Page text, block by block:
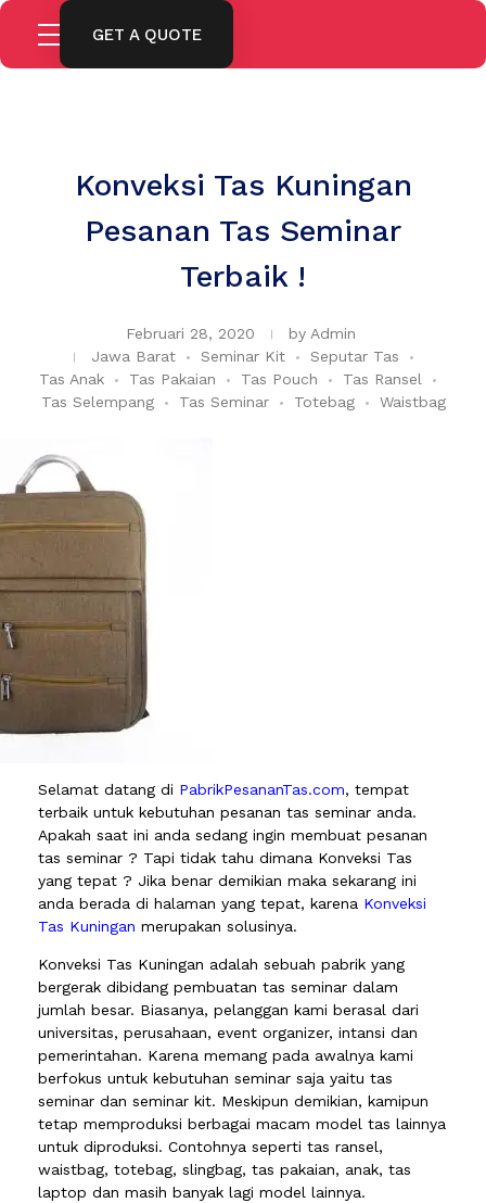
GET A QUOTE
Konveksi Tas Kuningan
Pesanan Tas Seminar
Terbaik !
Februari 28, 2020 by Admin
Jawa Barat
Seminar Kit
Seputar Tas
Tas Anak
Tas Pakaian Tas Pouch
Tas Ransel
Tas Selempang
Tas Seminar Totebag Waistbag
Selamat datang di PabrikPesananTas.com, tempat
terbaik untuk kebutuhan pesanan tas seminar anda.
Apakah saat ini anda sedang ingin membuat pesanan
tas seminar ? Tapi tidak tahu dimana Konveksi Tas
yang tepat ? Jika benar demikian maka sekarang ini
anda berada di halaman yang tepat, karena Konveksi
Tas Kuningan merupakan solusinya.
Konveksi Tas Kuningan adalah sebuah pabrik yang
bergerak dibidang pembuatan tas seminar dalam
jumlah besar. Biasanya, pelanggan kami berasal dari
universitas, perusahaan, event organizer, intansi dan
pemerintahan. Karena memang pada awalnya kami
berfokus untuk kebutuhan seminar saja yaitu tas
seminar dan seminar kit. Meskipun demikian, kamipun
tetap memproduksi berbagai macam model tas lainnya
untuk diproduksi. Contohnya seperti tas ransel,
waistbag, totebag, slingbag, tas pakaian, anak, tas
laptop dan masih banyak lagi model lainnya.